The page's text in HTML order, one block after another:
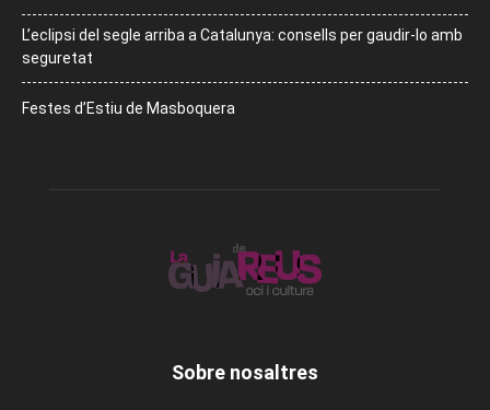
L’eclipsi del segle arriba a Catalunya: consells per gaudir-lo amb
seguretat
Festes d’Estiu de Masboquera
Sobre nosaltres